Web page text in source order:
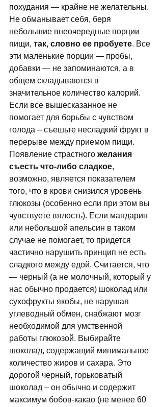
похудания — крайне не желательны.
Не обманывает себя, беря
небольшие внеочередные порции
пищи, так, словно ее пробуете. Все
эти маленькие порции — пробы,
добавки — не запоминаются, а в
общем складываются в
значительное количество калорий.
Если все вышесказанное не
помогает для борьбы с чувством
голода – съешьте несладкий фрукт в
перерыве между приемом пищи.
Появление страстного желания
съесть что-либо сладкое,
возможно, является показателем
того, что в крови снизился уровень
глюкозы (особенно если при этом вы
чувствуете вялость). Если мандарин
или небольшой апельсин в таком
случае не помогает, то придется
частично нарушить принцип не есть
сладкого между едой. Считается, что
— черный (а не молочный, который у
нас обычно продается) шоколад или
сухофрукты якобы, не нарушая
углеводный обмен, снабжают мозг
необходимой для умственной
работы глюкозой. Выбирайте
шоколад, содержащий минимальное
количество жиров и сахара. Это
дорогой черный, горьковатый
шоколад – он обычно и содержит
максимум бобов-какао (не менее 60